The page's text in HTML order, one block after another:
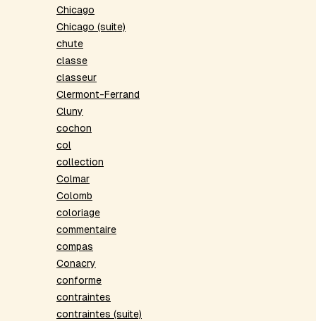
Chicago
Chicago (suite)
chute
classe
classeur
Clermont-Ferrand
Cluny
cochon
col
collection
Colmar
Colomb
coloriage
commentaire
compas
Conacry
conforme
contraintes
contraintes (suite)